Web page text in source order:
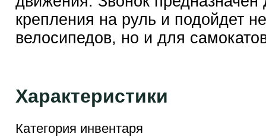
крепления на руль и подойдет
велосипедов, но и для
Характеристики
Категория инвентаря